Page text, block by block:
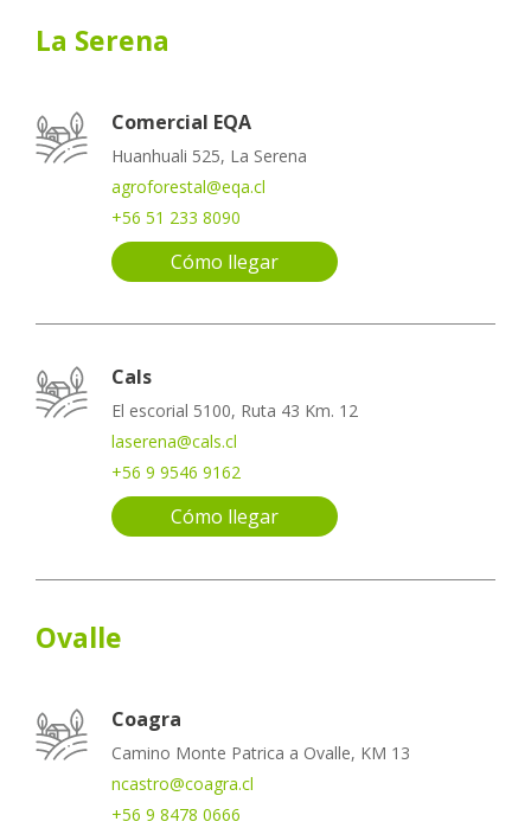
La Serena
Comercial EQA
Huanhuali 525, La Serena
agroforestal@eqa.cl
+56 51 233 8090
Cómo llegar
Cals
El escorial 5100, Ruta 43 Km. 12
laserena@cals.cl
+56 9 9546 9162
Cómo llegar
Ovalle
Coagra
Camino Monte Patrica a Ovalle, KM 13
ncastro@coagra.cl
+56 9 8478 0666